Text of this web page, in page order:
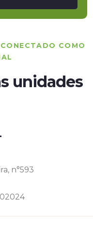
COMO
unidades
n°593